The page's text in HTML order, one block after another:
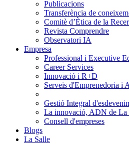
Publicacions
Transferència de
Comitè d’Ètica de la
Revista Comprendre
Observatori IA
Empresa
Professional i Executive
Career Services
Innovació i R+D
Serveis d'Emprenedoria i
Gestió Integral
La innovació, ADN de La
Consell d'empreses
Blogs
La Salle